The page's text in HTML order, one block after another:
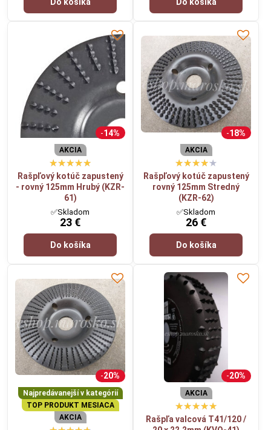
14%
AKCIA
Rašpľový kotúč zapustený
- rovný 125mm Hrubý (KZR-
61)
✅Skladom
23 €
Do košíka
18%
AKCIA
Rašpľový kotúč zapustený
rovný 125mm Stredný
(KZR-62)
✅Skladom
26 €
Do košíka
20%
Najpredávanejší v kategórií
TOP PRODUKT MESIACA
AKCIA
20%
AKCIA
Rašpľa valcová T41/120 /